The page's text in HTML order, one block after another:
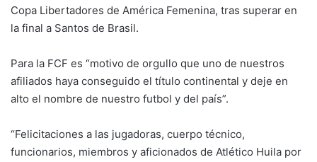
Copa Libertadores de América Femenina, tras superar en
la final a Santos de Brasil.
Para la FCF es “motivo de orgullo que uno de nuestros
afiliados haya conseguido el título continental y deje en
alto el nombre de nuestro futbol y del país”.
“Felicitaciones a las jugadoras, cuerpo técnico,
funcionarios, miembros y aficionados de Atlético Huila por